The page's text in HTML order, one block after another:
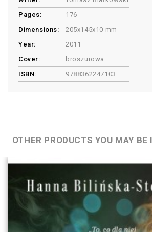
Pages:
176
Dimensions:
205x145x10 mm
Year:
2011
Cover:
broszurowa
ISBN:
9788362247103
OTHER PRODUCTS YOU MAY